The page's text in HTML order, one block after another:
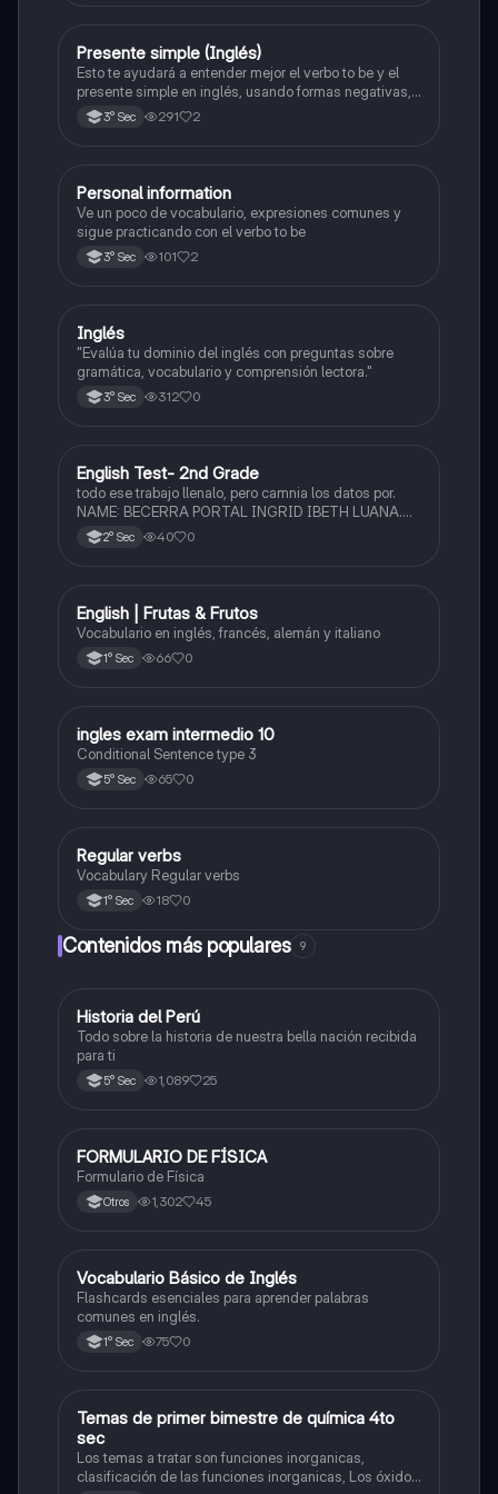
Inglés
Presente simple (Inglés)
Esto te ayudará a entender mejor el verbo to be y el
presente simple en inglés, usando formas negativas,
positivas e incluso preguntas con las que podrás
entender mejor este idioma <3
3° Sec 291 2
Inglés
Personal information
Ve un poco de vocabulario, expresiones comunes y
sigue practicando con el verbo to be
3° Sec 101 2
Inglés
Inglés
"Evalúa tu dominio del inglés con preguntas sobre
gramática, vocabulario y comprensión lectora."
3° Sec 312 0
Inglés
English Test- 2nd Grade
todo ese trabajo llenalo, pero camnia los datos por.
NAME: BECERRA PORTAL INGRID IBETH LUANA.
GRADE: 2° SECTION: F. y cambia el diseño con uno
más bonito pero diferente, trabajalo en CANVA,
2° Sec 40 0
Inglés
English | Frutas & Frutos
Vocabulario en inglés, francés, alemán y italiano
1° Sec 66 0
IInglés
ingles exam intermedio 10
Conditional Sentence type 3
5° Sec 65 0
Inglés
Regular verbs
Vocabulary Regular verbs
1° Sec 18 0
Contenidos más populares 9
Ciencias Sociales
Historia del Perú
Todo sobre la historia de nuestra bella nación recibida
para ti
5° Sec 1,089 25
Física
FORMULARIO DE FÍSICA
Formulario de Física
Otros 1,302 45
VInglés
Vocabulario Básico de Inglés
Flashcards esenciales para aprender palabras
comunes en inglés.
1° Sec 75 0
Química
Temas de primer bimestre de química 4to
sec
Los temas a tratar son funciones inorganicas,
clasificación de las funciones inorganicas, Los óxidos